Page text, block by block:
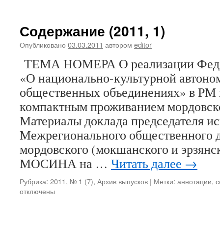
Содержание (2011, 1)
Опубликовано 03.03.2011 автором editor
ТЕМА НОМЕРА О реализации
«О национально-культурной
общественных объединениях» в
компактным проживанием
Материалы доклада председателя
Межрегионального общественного
мордовского (мокшанского и
МОСИНА на … Читать далее →
Рубрика: 2011, № 1 (7), Архив выпусков | Метки: аннотации,
отключены